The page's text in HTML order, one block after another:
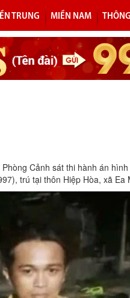
TRUNG MIỀN NAM
Cảnh sát thi hành án
trú tại thôn Hiệp Hòa, xã Ea